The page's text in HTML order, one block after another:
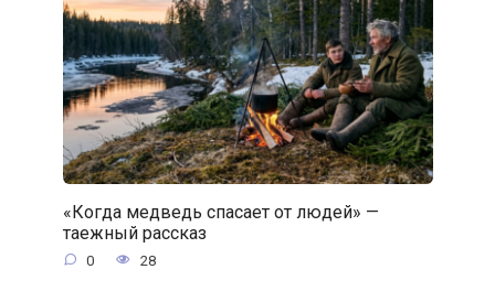
«Когда медведь спасает от людей» —
таежный рассказ
0 28